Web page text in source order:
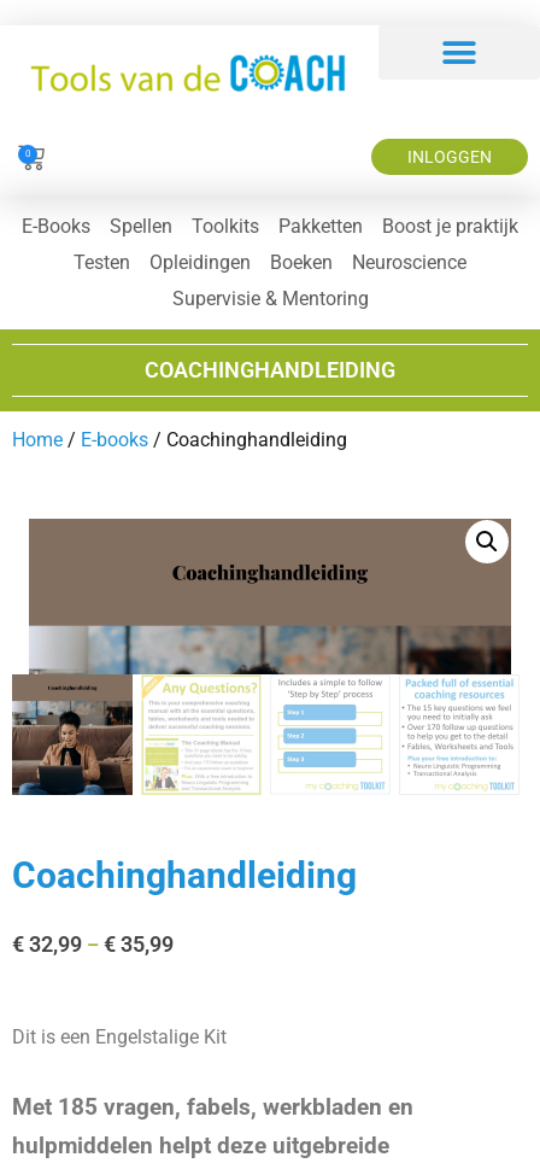
0 INLOGGEN
E-Books Spellen Toolkits Pakketten
Boost je praktijk
Testen
Opleidingen Boeken
Neuroscience
Supervisie & Mentoring
COACHINGHANDLEIDING
Home / E-books / Coachinghandleiding
Coachinghandleiding
€32,99 – €35,99
Dit is een Engelstalige Kit
Met 185 vragen, fabels, werkbladen en
hulpmiddelen helpt deze uitgebreide